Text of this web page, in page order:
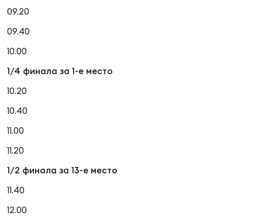
09.20
09.40
10.00
1/4 финала за 1-е место
10.20
10.40
11.00
11.20
1/2 финала за 13-е место
11.40
12.00